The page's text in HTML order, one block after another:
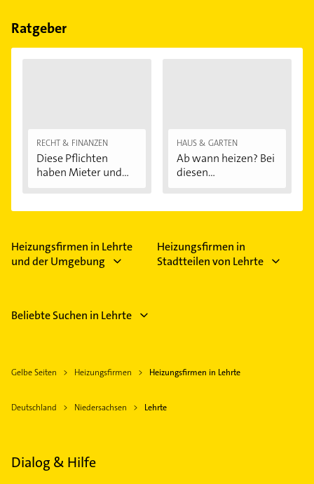
Ratgeber
RECHT & FINANZEN
Diese Pflichten
haben Mieter und...
HAUS & GARTEN
Ab wann heizen? Bei
diesen
Heizungsfirmen in Lehrte
und der Umgebung
Heizungsfirmen in
Stadtteilen von Lehrte
Beliebte Suchen in Lehrte
Gelbe Seiten Heizungsfirmen Heizungsfirmen in Lehrte
Deutschland Niedersachsen Lehrte
Dialog & Hilfe